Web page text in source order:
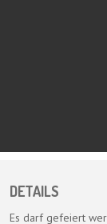
DETAILS
Es darf gefeiert